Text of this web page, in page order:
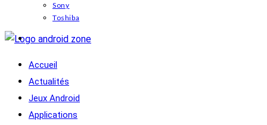
Sony
Toshiba
Accueil
Actualités
Jeux Android
Applications